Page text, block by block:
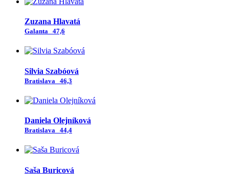
Zuzana Hlavatá
Galanta 47,6
Silvia Szabóová
Bratislava 46,3
Daniela Olejníková
Bratislava 44,4
Saša Buricová